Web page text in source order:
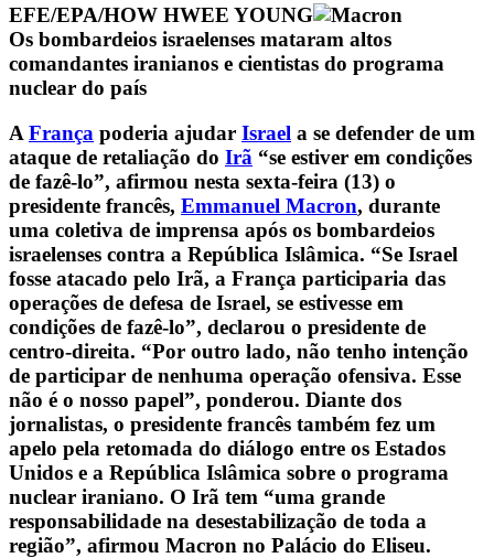
EFE/EPA/HOW HWEE YOUNG
Os bombardeios israelenses mataram altos
comandantes iranianos e cientistas do programa
nuclear do país
A França poderia ajudar Israel a se defender de um
ataque de retaliação do Irã “se estiver em condições
de fazê-lo”, afirmou nesta sexta-feira (13) o
presidente francês, Emmanuel Macron, durante
uma coletiva de imprensa após os bombardeios
israelenses contra a República Islâmica. “Se Israel
fosse atacado pelo Irã, a França participaria das
operações de defesa de Israel, se estivesse em
condições de fazê-lo”, declarou o presidente de
centro-direita. “Por outro lado, não tenho intenção
de participar de nenhuma operação ofensiva. Esse
não é o nosso papel”, ponderou. Diante dos
jornalistas, o presidente francês também fez um
apelo pela retomada do diálogo entre os Estados
Unidos e a República Islâmica sobre o programa
nuclear iraniano. O Irã tem “uma grande
responsabilidade na desestabilização de toda a
região”, afirmou Macron no Palácio do Eliseu.